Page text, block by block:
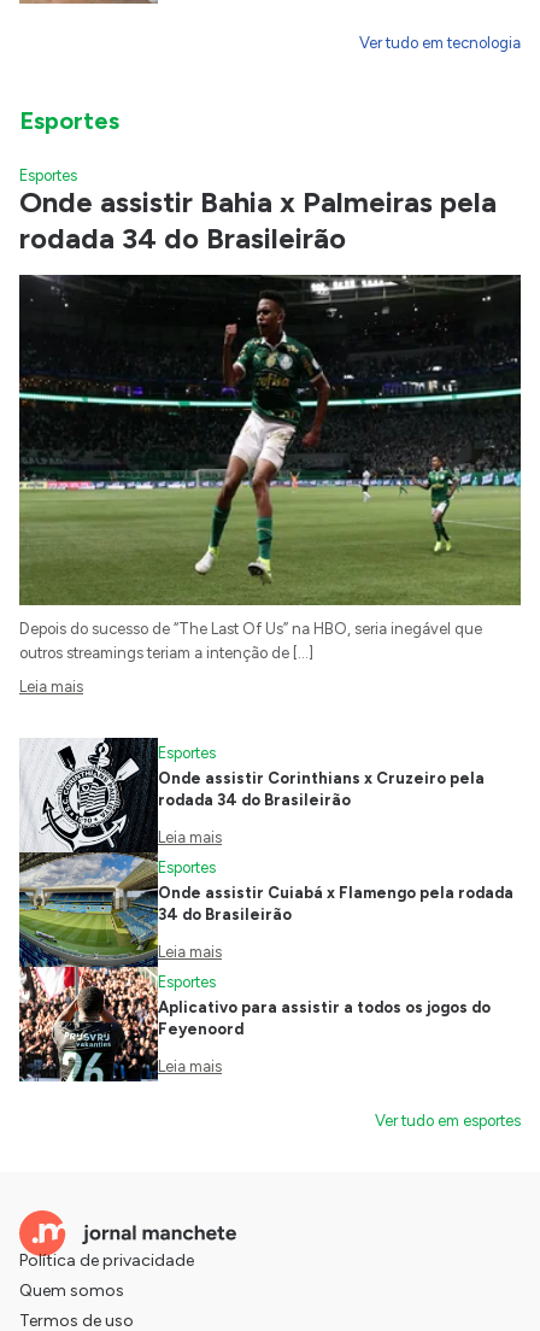
Ver tudo em tecnologia
Esportes
Esportes
Onde assistir Bahia x Palmeiras pela
rodada 34 do Brasileirão
Depois do sucesso de “The Last Of Us” na HBO, seria inegável que
outros streamings teriam a intenção de […]
Leia mais
Esportes
Onde assistir Corinthians x Cruzeiro pela
rodada 34 do Brasileirão
Leia mais
Esportes
Onde assistir Cuiabá x Flamengo pela rodada
34 do Brasileirão
Leia mais
Esportes
Aplicativo para assistir a todos os jogos do
Feyenoord
Leia mais
Ver tudo em esportes
Política de privacidade
Quem somos
Termos de uso